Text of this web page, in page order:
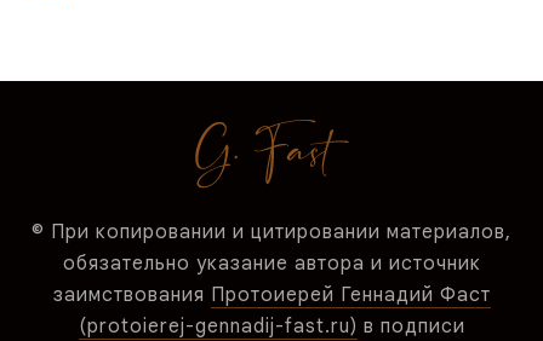
© При копировании и цитировании материалов,
обязательно указание автора и источник
заимствования Протоиерей Геннадий Фаст
(protoierej-gennadij-fast.ru) в подписи